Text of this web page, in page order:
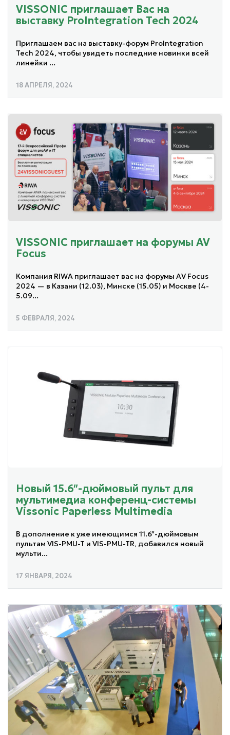
VISSONIC приглашает Вас на
выставку ProIntegration Tech 2024
Приглашаем вас на выставку-форум ProIntegration
Tech 2024, чтобы увидеть последние новинки всей
линейки ...
18 АПРЕЛЯ, 2024
VISSONIC приглашает на форумы AV
Focus
Компания RIWA приглашает вас на форумы AV Focus
2024 — в Казани (12.03), Минске (15.05) и Москве (4-
5.09...
5 ФЕВРАЛЯ, 2024
Новый 15.6″-дюймовый пульт для
мультимедиа конференц-системы
Vissonic Paperless Multimedia
В дополнение к уже имеющимся 11.6″-дюймовым
пультам VIS-PMU-T и VIS-PMU-TR, добавился новый
мульти...
17 ЯНВАРЯ, 2024